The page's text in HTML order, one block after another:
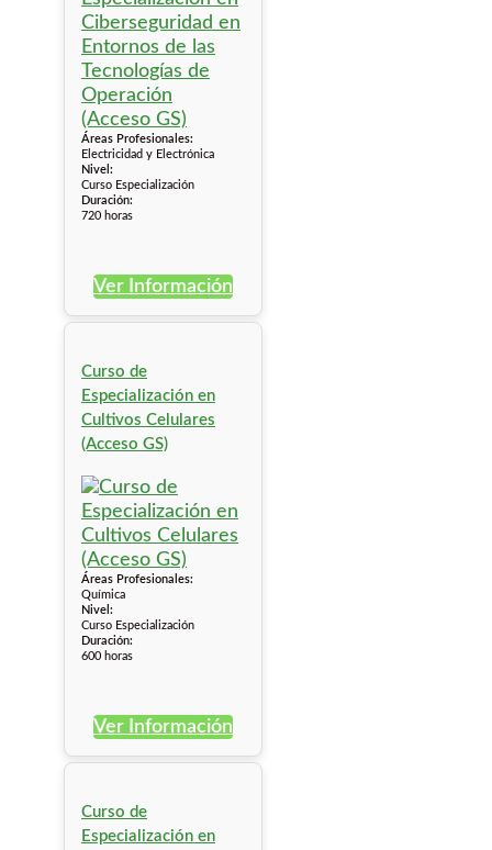
Áreas Profesionales:
Electricidad y Electrónica
Nivel:
Curso Especialización
Duración:
720 horas
Ver Información
Curso de
Especialización en
Cultivos Celulares
(Acceso GS)
Áreas Profesionales:
Química
Nivel:
Curso Especialización
Duración:
600 horas
Ver Información
Curso de
Especialización en